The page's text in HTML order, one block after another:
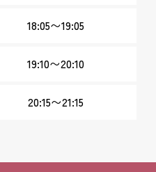
18:05〜19:05
19:10〜20:10
20:15〜21:15